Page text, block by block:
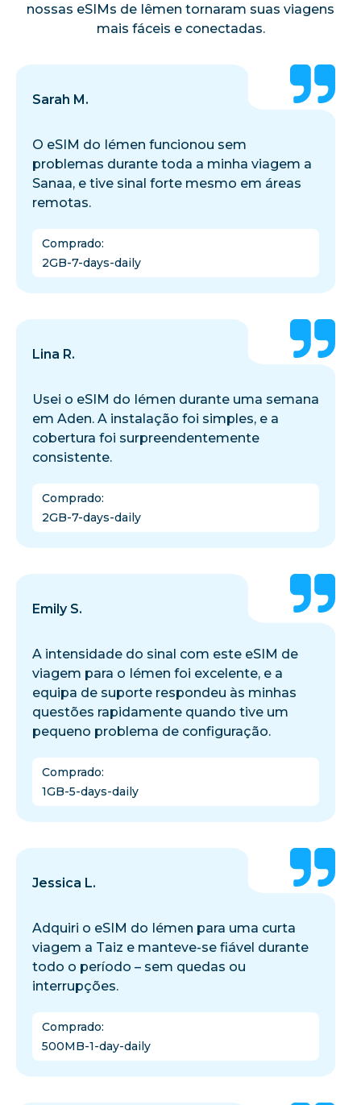
nossas eSIMs de Iêmen tornaram suas viagens
mais fáceis e conectadas.
Sarah M.
O eSIM do Iémen funcionou sem
problemas durante toda a minha viagem a
Sanaa, e tive sinal forte mesmo em áreas
remotas.
Comprado:
2GB-7-days-daily
Lina R.
Usei o eSIM do Iémen durante uma semana
em Aden. A instalação foi simples, e a
cobertura foi surpreendentemente
consistente.
Comprado:
2GB-7-days-daily
Emily S.
A intensidade do sinal com este eSIM de
viagem para o Iémen foi excelente, e a
equipa de suporte respondeu às minhas
questões rapidamente quando tive um
pequeno problema de configuração.
Comprado:
1GB-5-days-daily
Jessica L.
Adquiri o eSIM do Iémen para uma curta
viagem a Taiz e manteve-se fiável durante
todo o período – sem quedas ou
interrupções.
Comprado:
500MB-1-day-daily